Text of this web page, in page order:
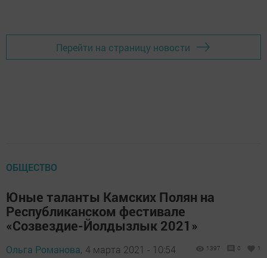
Перейти на страницу новости
ОБЩЕСТВО
Юные таланты Камских Полян на
Республиканском фестивале
«Созвездие-Йолдызлык 2021»
Ольга Романова, 4 марта 2021 - 10:54 1397 0 1